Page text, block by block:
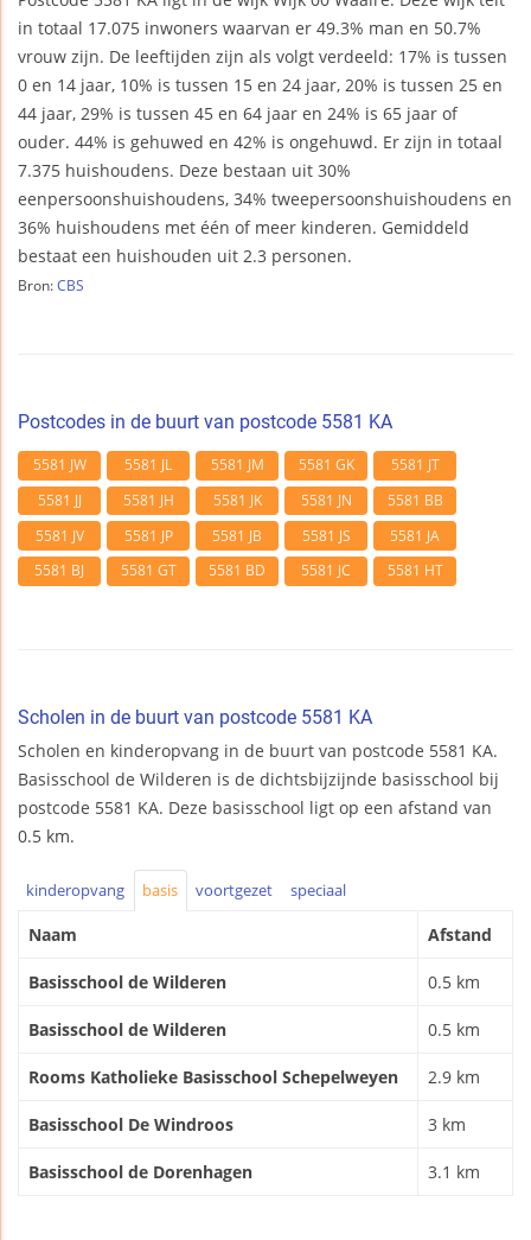
in totaal 17.075 inwoners waarvan er 49.3% man en 50.7%
vrouw zijn. De leeftijden zijn als volgt verdeeld: 17% is tussen
0 en 14 jaar, 10% is tussen 15 en 24 jaar, 20% is tussen 25 en
44 jaar, 29% is tussen 45 en 64 jaar en 24% is 65 jaar of
ouder. 44% is gehuwed en 42% is ongehuwd. Er zijn in totaal
7.375 huishoudens. Deze bestaan uit 30%
eenpersoonshuishoudens, 34% tweepersoonshuishoudens en
36% huishoudens met één of meer kinderen. Gemiddeld
bestaat een huishouden uit 2.3 personen.
Bron: CBS
Postcodes in de buurt van postcode 5581 KA
5581 JW 5581 JL 5581 JM 5581 GK
5581 JT
5581 JJ
5581 JH 5581 JK 5581 JN
5581 BB
5581 JV
5581 JP 5581 JB 5581 JS
5581 JA
5581 BJ
5581 GT 5581 BD 5581 JC 5581 HT
Scholen in de buurt van postcode 5581 KA
Scholen en kinderopvang in de buurt van postcode 5581 KA.
Basisschool de Wilderen is de dichtsbijzijnde basisschool bij
postcode 5581 KA. Deze basisschool ligt op een afstand van
0.5 km.
kinderopvang basis voortgezet speciaal
Naam Afstand
Basisschool de Wilderen 0.5 km
Basisschool de Wilderen 0.5 km
Rooms Katholieke Basisschool Schepelweyen 2.9 km
Basisschool De Windroos 3 km
Basisschool de Dorenhagen 3.1 km